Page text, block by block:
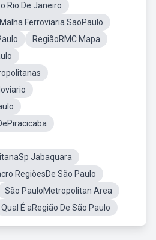
Rio De Janeiro
Malha Ferroviaria SaoPaulo
RegiãoRMC Mapa
Jabaquara
RegiõesDe São Paulo
São PauloMetropolitan Area
Qual É aRegião De São Paulo